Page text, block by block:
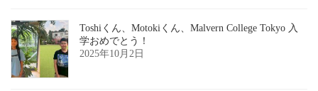
Toshiくん、Motokiくん、Malvern College Tokyo 入
学おめでとう！
2025年10月2日